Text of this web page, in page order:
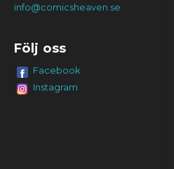
info@comicsheaven.se
Följ oss
Facebook
Instagram